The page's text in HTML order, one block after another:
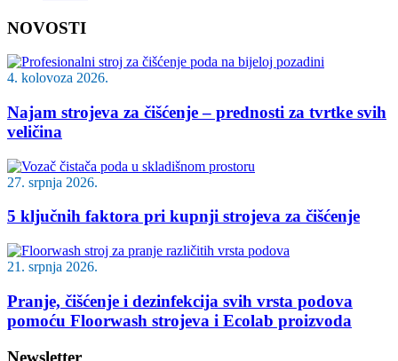
NOVOSTI
4. kolovoza 2026.
Najam strojeva za čišćenje – prednosti za tvrtke svih
veličina
27. srpnja 2026.
5 ključnih faktora pri kupnji strojeva za čišćenje
21. srpnja 2026.
Pranje, čišćenje i dezinfekcija svih vrsta podova
pomoću Floorwash strojeva i Ecolab proizvoda
Newsletter